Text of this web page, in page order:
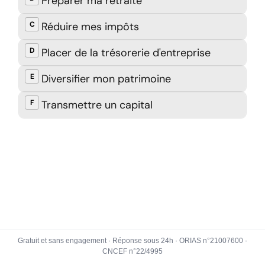
Gratuit et sans engagement · Réponse sous 24h · ORIAS n°21007600 ·
CNCEF n°22/4995